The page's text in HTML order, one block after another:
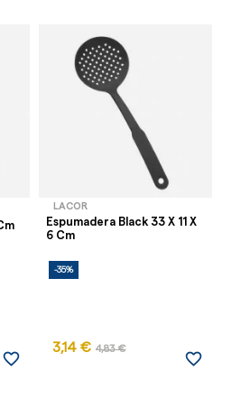
favorite_border
LACOR
Espumadera Black 33 X 11 X
6 Cm
-35%
3,14 € 4,83 €
favorite_border